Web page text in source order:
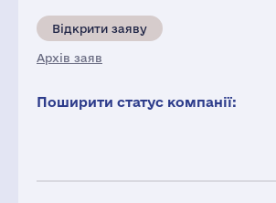
Відкрити заяву
Архів заяв
Поширити статус компанії: